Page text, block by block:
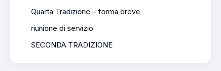
Quarta Tradizione – forma breve
riunione di servizio
SECONDA TRADIZIONE